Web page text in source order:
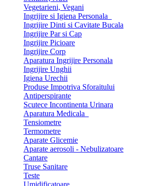
Vegetarieni, Vegani
Ingrijire si Igiena Personala
Ingrijire Dinti si Cavitate Bucala
Ingrijire Par si Cap
Ingrijire Picioare
Ingrijire Corp
Aparatura Ingrijire Personala
Ingrijire Unghii
Igiena Urechii
Produse Impotriva Sforaitului
Antiperspirante
Scutece Incontinenta Urinara
Aparatura Medicala
Tensiometre
Termometre
Aparate Glicemie
Aparate aerosoli - Nebulizatoare
Cantare
Truse Sanitare
Teste
Umidificatoare